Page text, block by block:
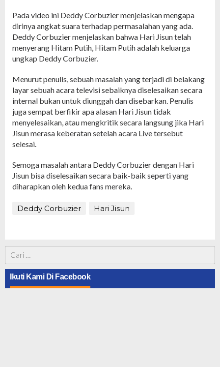
Pada video ini Deddy Corbuzier menjelaskan mengapa
dirinya angkat suara terhadap permasalahan yang ada.
Deddy Corbuzier menjelaskan bahwa Hari Jisun telah
menyerang Hitam Putih, Hitam Putih adalah keluarga
ungkap Deddy Corbuzier.
Menurut penulis, sebuah masalah yang terjadi di belakang
layar sebuah acara televisi sebaiknya diselesaikan secara
internal bukan untuk diunggah dan disebarkan. Penulis
juga sempat berfikir apa alasan Hari Jisun tidak
menyelesaikan, atau mengkritik secara langsung jika Hari
Jisun merasa keberatan setelah acara Live tersebut
selesai.
Semoga masalah antara Deddy Corbuzier dengan Hari
Jisun bisa diselesaikan secara baik-baik seperti yang
diharapkan oleh kedua fans mereka.
Deddy Corbuzier Hari Jisun
untuk:
Ikuti Kami Di Facebook